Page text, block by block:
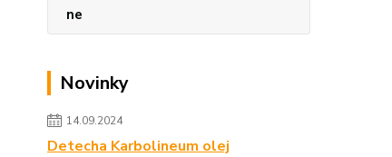
ne
Novinky
14.09.2024
Detecha Karbolineum olej